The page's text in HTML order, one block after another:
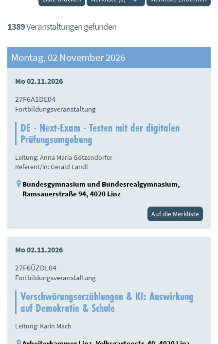
1389Veranstaltungen gefunden
Montag, 02 November 2026
Mo 02.11.2026
27F6A1DE04
Fortbildungsveranstaltung
DE - Next-Exam - Testen mit der digitalen
Prüfungsumgebung
Leitung: Anna Maria Götzendorfer
Referent/in: Gerald Landl
Bundesgymnasium und Bundesrealgymnasium,
Ramsauerstraße 94, 4020 Linz
Auf die Merkliste
Mo 02.11.2026
27F6ÜZDL04
Fortbildungsveranstaltung
Verschwörungserzählungen & KI: Auswirkung
auf Demokratie & Schule
Leitung: Karin Mach